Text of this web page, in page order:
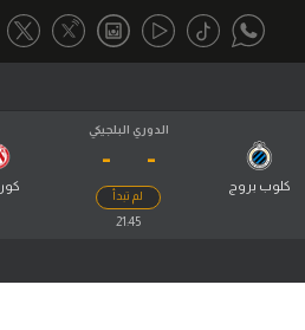
Gamers
تحقيق في الجول
الدوري البلجيكي
-
كلوب بروج
-
لم تبدأ
21:45